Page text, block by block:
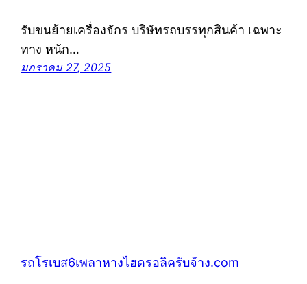
รับขนย้ายเครื่องจักร บริษัทรถบรรทุกสินค้า เฉพาะ
ทาง หนัก…
มกราคม 27, 2025
รถโรเบส6เพลาหางไฮดรอลิครับจ้าง.com